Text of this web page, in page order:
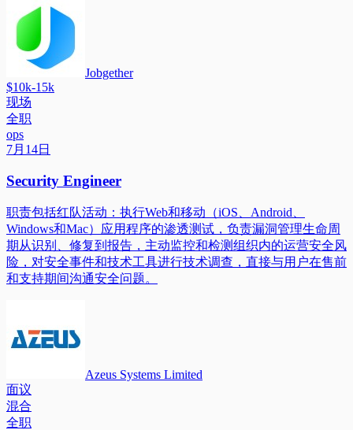
Jobgether
$10k-15k
现场
全职
ops
7月14日
Security Engineer
职责包括红队活动：执行Web和移动（iOS、Android、
Windows和Mac）应用程序的渗透测试，负责漏洞管理生命周
期从识别、修复到报告，主动监控和检测组织内的运营安全风
险，对安全事件和技术工具进行技术调查，直接与用户在售前
和支持期间沟通安全问题。
Azeus Systems Limited
面议
混合
全职